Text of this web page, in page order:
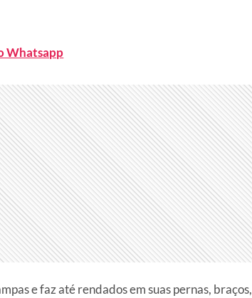
Whatsapp
e faz até rendados em suas pernas, braços,